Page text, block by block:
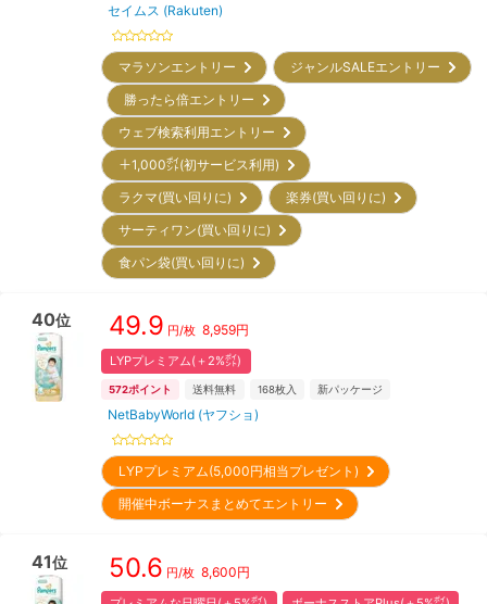
セイムス (Rakuten)
マラソンエントリー
ジャンルSALEエントリー
勝ったら倍エントリー
ウェブ検索利用エントリー
＋1,000㌽(初サービス利用)
ラクマ(買い回りに)
楽券(買い回りに)
サーティワン(買い回りに)
食パン袋(買い回りに)
40位 49.9 円/枚 8,959円
LYPプレミアム(＋2%㌽)
572ポイント 送料無料 168枚入 新パッケージ
NetBabyWorld (ヤフショ)
LYPプレミアム(5,000円相当プレゼント)
開催中ボーナスまとめてエントリー
41位 50.6 円/枚 8,600円